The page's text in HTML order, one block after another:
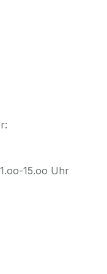
15.oo Uhr